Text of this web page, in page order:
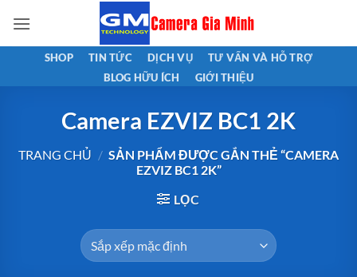
qua
nội
SHOP TIN TỨC DỊCH VỤ
TƯ VẤN VÀ HỖ TRỢ
BLOG HỮU ÍCH
GIỚI THIỆU
Camera EZVIZ BC1 2K
TRANG CHỦ / SẢN PHẨM ĐƯỢC GẮN THẺ “CAMERA
EZVIZ BC1 2K”
LỌC